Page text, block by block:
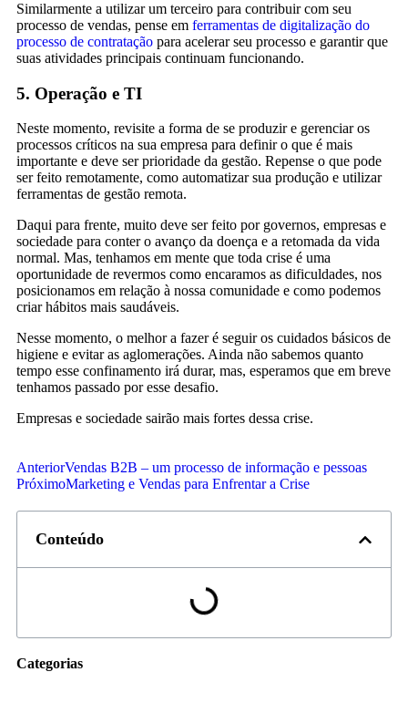
Similarmente a utilizar um terceiro para contribuir com seu
processo de vendas, pense em ferramentas de digitalização do
processo de contratação para acelerar seu processo e garantir que
suas atividades principais continuam funcionando.
5. Operação e TI
Neste momento, revisite a forma de se produzir e gerenciar os
processos críticos na sua empresa para definir o que é mais
importante e deve ser prioridade da gestão. Repense o que pode
ser feito remotamente, como automatizar sua produção e utilizar
ferramentas de gestão remota.
Daqui para frente, muito deve ser feito por governos, empresas e
sociedade para conter o avanço da doença e a retomada da vida
normal. Mas, tenhamos em mente que toda crise é uma
oportunidade de revermos como encaramos as dificuldades, nos
posicionamos em relação à nossa comunidade e como podemos
criar hábitos mais saudáveis.
Nesse momento, o melhor a fazer é seguir os cuidados básicos de
higiene e evitar as aglomerações. Ainda não sabemos quanto
tempo esse confinamento irá durar, mas, esperamos que em breve
tenhamos passado por esse desafio.
Empresas e sociedade sairão mais fortes dessa crise.
AnteriorVendas B2B – um processo de informação e pessoas
PróximoMarketing e Vendas para Enfrentar a Crise
Conteúdo
Categorias